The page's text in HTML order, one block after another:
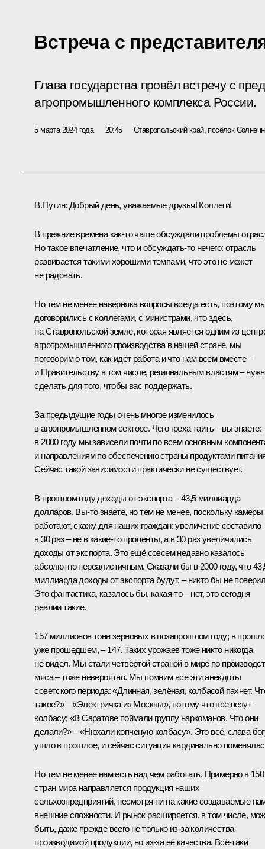
Встреча с
Глава государства провёл встречу с
агропромышленного комплекса России.
5 марта 2024 года 20:45 Ставропольский край, посёлок
В.Путин: Добрый день, уважаемые друзья! Коллеги!
В прежние времена как-то чаще обсуждали проблемы
Но такое впечатление, что и обсуждать-то нечего: отрасль
развивается такими хорошими темпами, что это не может
не радовать.
Но тем не менее наверняка вопросы всегда есть, поэтому
договорились с коллегами, с министрами, что здесь,
на Ставропольской земле, которая является одним из
агропромышленного производства в нашей стране, мы
поговорим о том, как идёт работа и что нам всем вместе –
и Правительству в том числе, региональным властям –
сделать для того, чтобы вас поддержать.
За предыдущие годы очень многое изменилось
в агропромышленном секторе. Чего греха таить – вы знаете:
в 2000 году мы зависели почти по всем основным
и направлениям по обеспечению страны продуктами
Сейчас такой зависимости практически не существует.
В прошлом году доходы от экспорта – 43,5 миллиарда
долларов. Вы-то знаете, но тем не менее, поскольку камеры
работают, скажу для наших граждан: увеличение составило
в 30 раз – не в какие-то проценты, а в 30 раз увеличились
доходы от экспорта. Это ещё совсем недавно казалось
абсолютно нереалистичным. Сказали бы в 2000 году, что
миллиарда доходы от экспорта будут, – никто бы не
Это фантастика, казалось бы, какая-то – нет, это сегодня
реалии такие.
157 миллионов тонн зерновых в позапрошлом году; в
уже прошедшем, – 147. Таких урожаев тоже никто никогда
не видел. Мы стали четвёртой страной в мире по
мяса – тоже невероятно. Мы помним все эти анекдоты
советского периода: «Длинная, зелёная, колбасой пахнет.
такое?» – «Электричка из Москвы», потому что все везут
колбасу; «В Саратове поймали группу наркоманов. Что они
делали?» – «Нюхали копчёную колбасу». Это всё, слава
ушло в прошлое, и сейчас ситуация кардинально
Но тем не менее нам есть над чем работать. Примерно в 150
стран мира направляется продукция наших
сельхозпредприятий, несмотря ни на какие создаваемые
внешние сложности. И рынок расширяется, в том числе,
быть, даже прежде всего не только из-за количества
производимой продукции, но из-за её качества. Всё-таки